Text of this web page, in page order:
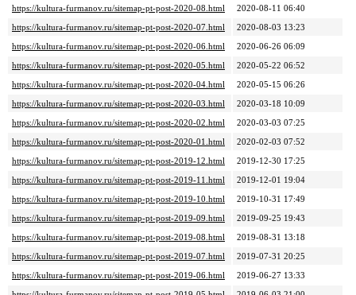
https://kultura-furmanov.ru/sitemap-pt-post-2020-08.html
2020-08-11 06:40
https://kultura-furmanov.ru/sitemap-pt-post-2020-07.html
2020-08-03 13:23
https://kultura-furmanov.ru/sitemap-pt-post-2020-06.html
2020-06-26 06:09
https://kultura-furmanov.ru/sitemap-pt-post-2020-05.html
2020-05-22 06:52
https://kultura-furmanov.ru/sitemap-pt-post-2020-04.html
2020-05-15 06:26
https://kultura-furmanov.ru/sitemap-pt-post-2020-03.html
2020-03-18 10:09
https://kultura-furmanov.ru/sitemap-pt-post-2020-02.html
2020-03-03 07:25
https://kultura-furmanov.ru/sitemap-pt-post-2020-01.html
2020-02-03 07:52
https://kultura-furmanov.ru/sitemap-pt-post-2019-12.html
2019-12-30 17:25
https://kultura-furmanov.ru/sitemap-pt-post-2019-11.html
2019-12-01 19:04
https://kultura-furmanov.ru/sitemap-pt-post-2019-10.html
2019-10-31 17:49
https://kultura-furmanov.ru/sitemap-pt-post-2019-09.html
2019-09-25 19:43
https://kultura-furmanov.ru/sitemap-pt-post-2019-08.html
2019-08-31 13:18
https://kultura-furmanov.ru/sitemap-pt-post-2019-07.html
2019-07-31 20:25
https://kultura-furmanov.ru/sitemap-pt-post-2019-06.html
2019-06-27 13:33